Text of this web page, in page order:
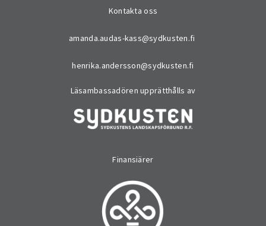
Kontakta oss
amanda.audas-kass@sydkusten.fi
henrika.andersson@sydkusten.fi
Läsambassadören upprätthålls av
Finansiärer